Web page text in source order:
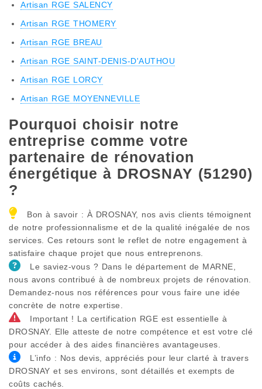
Artisan RGE SALENCY
Artisan RGE THOMERY
Artisan RGE BREAU
Artisan RGE SAINT-DENIS-D'AUTHOU
Artisan RGE LORCY
Artisan RGE MOYENNEVILLE
Pourquoi choisir notre
entreprise comme votre
partenaire de rénovation
énergétique à DROSNAY (51290)
?
Bon à savoir : À DROSNAY, nos avis clients témoignent
de notre professionnalisme et de la qualité inégalée de nos
services. Ces retours sont le reflet de notre engagement à
satisfaire chaque projet que nous entreprenons.
Le saviez-vous ? Dans le département de MARNE,
nous avons contribué à de nombreux projets de rénovation.
Demandez-nous nos références pour vous faire une idée
concrète de notre expertise.
Important ! La certification RGE est essentielle à
DROSNAY. Elle atteste de notre compétence et est votre clé
pour accéder à des aides financières avantageuses.
L’info : Nos devis, appréciés pour leur clarté à travers
DROSNAY et ses environs, sont détaillés et exempts de
coûts cachés.